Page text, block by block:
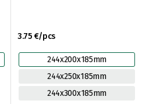
3.75 €/pcs
244x200x185mm
244x250x185mm
244x300x185mm